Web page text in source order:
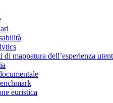
di mappatura dell’esperienza
euristica